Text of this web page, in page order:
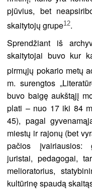
pjūvius, bet
skaitytojų grupe12.
Sprendžiant iš
skaitytojai buvo kur
pirmųjų pokario metų
m. surengtos
buvo baigę aukštąjį
plati – nuo 17 iki 84
45), pagal
miestų ir rajonų (bet
pačios įvairiausios:
juristai, pedagogai,
melioratorius,
kultūrinę spaudą